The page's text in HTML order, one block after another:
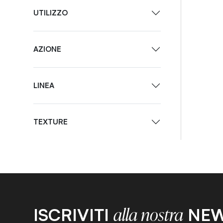
UTILIZZO
AZIONE
LINEA
TEXTURE
ISCRIVITIalla nostra